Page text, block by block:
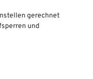
gerechnet
und